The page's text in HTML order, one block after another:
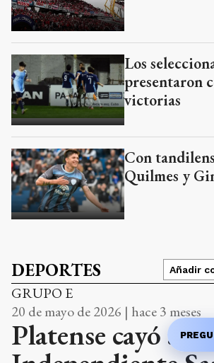
Los
presentaron
victorias
Con
Quilmes y
DEPORTES Añadir
GRUPO E
20 de mayo de 2026 | hace 3 meses
Platense cayó